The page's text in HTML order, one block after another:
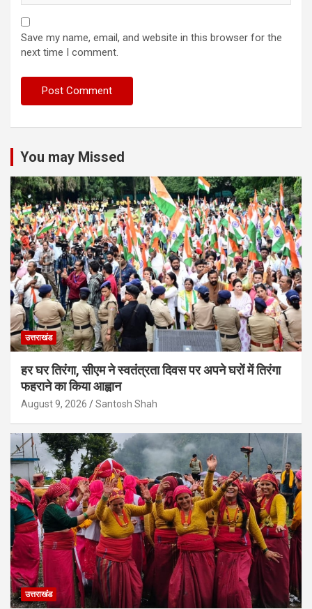
Save my name, email, and website in this browser for the
next time I comment.
You may Missed
उत्तराखंड
हर घर तिरंगा, सीएम ने स्वतंत्रता दिवस पर अपने घरों में तिरंगा
फहराने का किया आह्वान
August 9, 2026 Santosh Shah
उत्तराखंड